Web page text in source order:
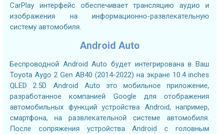
CarPlay интерфейс обеспечивает трансляцию аудио и
изображения на информационно-развлекательную
систему автомобиля.
Android Auto
Беспроводной Android Auto будет интегрирована в Ваш
Toyota Aygo 2 Gen AB40 (2014-2022) на экране 10.4 inches
QLED 2.5D. Android Auto это мобильное приложение,
разработанное компанией Google для отображения
автомобильных функций устройства Android, например,
смартфона, на развлекательной системе автомобиля.
После сопряжения устройства Android с головным